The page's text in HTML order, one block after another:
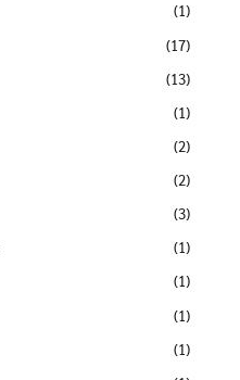
(1)
(17)
(13)
(1)
(2)
(2)
(3)
(1)
(1)
(1)
(1)